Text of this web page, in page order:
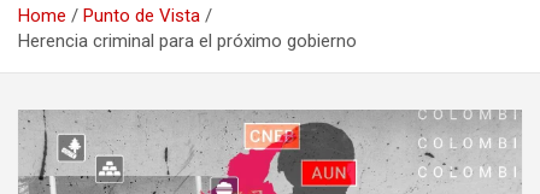
Home
Punto de Vista
Herencia criminal para el próximo gobierno